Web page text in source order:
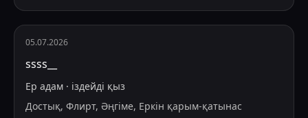
05.07.2026
ssss__
Ер адам · іздейді қыз
Достық, Флирт, Әңгіме, Еркін қарым-қатынас